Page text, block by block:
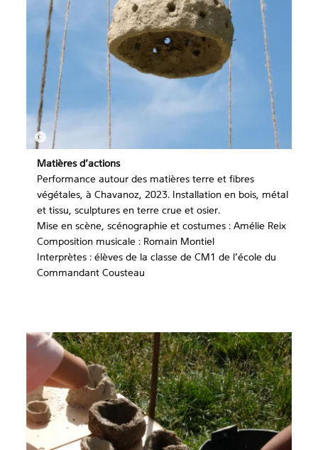
Matières d’actions
Performance autour des matières terre et fibres
végétales, à Chavanoz, 2023. Installation en bois, métal
et tissu, sculptures en terre crue et osier.
Mise en scène, scénographie et costumes : Amélie Reix
Composition musicale : Romain Montiel
Interprètes : élèves de la classe de CM1 de l’école du
Commandant Cousteau